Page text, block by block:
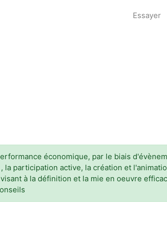
Essayer
économique, par le biais
participation active, la création et
à la définition et la mie en oeuvre